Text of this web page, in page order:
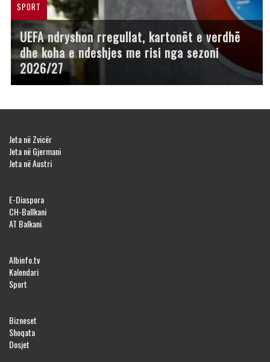
SPORT
UEFA ndryshon rregullat, kartonët e verdhë
dhe koha e ndeshjes me risi nga sezoni
2026/27
Jeta në Zvicër
Jeta në Gjermani
Jeta në Austri
E-Diaspora
CH-Ballkani
AT Balkani
Albinfo.tv
Kalendari
Sport
Bizneset
Shoqata
Dosjet